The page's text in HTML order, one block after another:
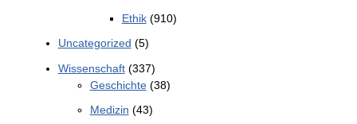
Ethik(910)
Uncategorized (5)
Wissenschaft(337)
Geschichte(38)
Medizin (43)